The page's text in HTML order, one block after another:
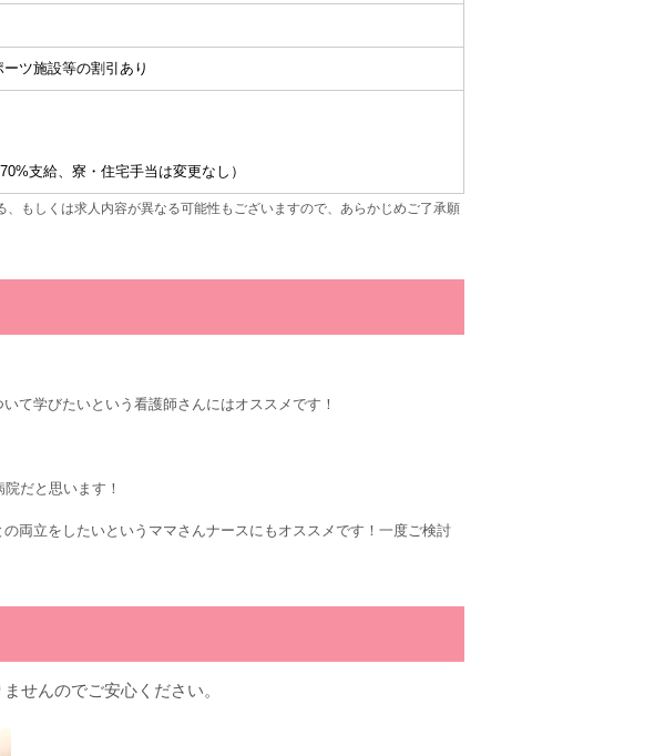
ツ施設等の割引あり
支給、寮・住宅手当は変更なし）
もしくは求人内容が異なる可能性もございますので、あらかじめご了承願
て学びたいという看護師さんにはオススメです！
だと思います！
両立をしたいというママさんナースにもオススメです！一度ご検討
せんのでご安心ください。